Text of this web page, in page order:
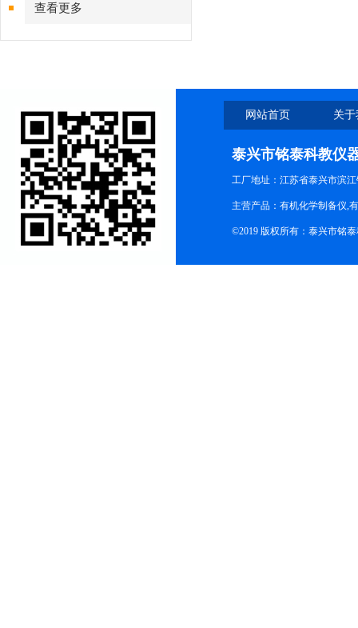
查看更多
网站首页 关
泰兴市铭泰科教仪
工厂地址：江苏省泰兴市滨
主营产品：有机化学制备仪,
©2019 版权所有：泰兴市铭